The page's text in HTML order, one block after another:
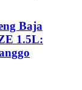
Baja
1.5L: